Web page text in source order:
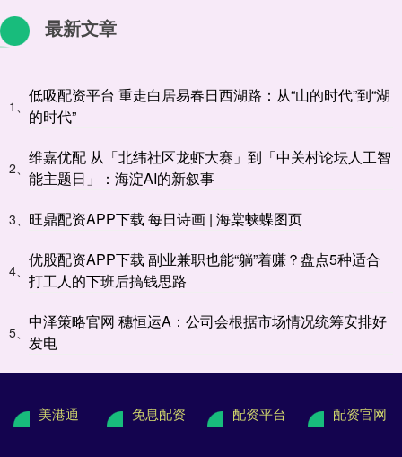
最新文章
1、
低吸配资平台 重走白居易春日西湖路：从“山的时代”到“湖
的时代”
2、
维嘉优配 从「北纬社区龙虾大赛」到「中关村论坛人工智
能主题日」：海淀AI的新叙事
3、 旺鼎配资APP下载 每日诗画 | 海棠蛱蝶图页
4、
优股配资APP下载 副业兼职也能“躺”着赚？盘点5种适合
打工人的下班后搞钱思路
5、
中泽策略官网 穗恒运A：公司会根据市场情况统筹安排好
发电
美港通 免息配资 配资平台 配资官网